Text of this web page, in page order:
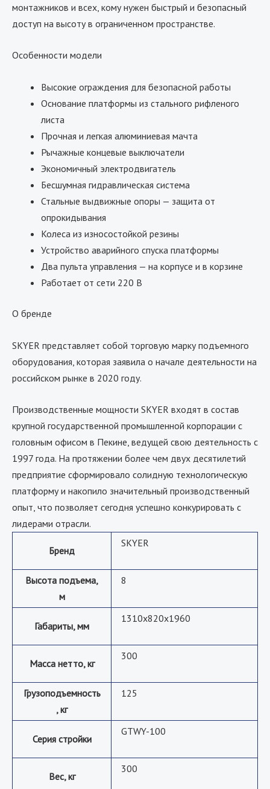
монтажников и всех, кому нужен быстрый и безопасный
доступ на высоту в ограниченном пространстве.
Особенности модели
Высокие ограждения для безопасной работы
Основание платформы из стального рифленого
листа
Прочная и легкая алюминиевая мачта
Рычажные концевые выключатели
Экономичный электродвигатель
Бесшумная гидравлическая система
Стальные выдвижные опоры — защита от
опрокидывания
Колеса из износостойкой резины
Устройство аварийного спуска платформы
Два пульта управления — на корпусе и в корзине
Работает от сети 220 В
О бренде
SKYER представляет собой торговую марку подъемного
оборудования, которая заявила о начале деятельности на
российском рынке в 2020 году.
Производственные мощности SKYER входят в состав
крупной государственной промышленной корпорации с
головным офисом в Пекине, ведущей свою деятельность с
1997 года. На протяжении более чем двух десятилетий
предприятие сформировало солидную технологическую
платформу и накопило значительный производственный
опыт, что позволяет сегодня успешно конкурировать с
лидерами отрасли.
Бренд
SKYER
Высота подъема,
м
8
Габариты, мм
1310x820x1960
Масса нетто, кг
300
Грузоподъемность
, кг
125
Серия стройки
GTWY-100
Вес, кг
300